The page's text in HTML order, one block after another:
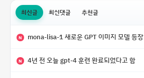
최신글 최신댓글 추천글
N mona-lisa-1 새로운 GPT 이미지 모델 등장
N 4년 전 오늘 gpt-4 훈련 완료되었다고 함